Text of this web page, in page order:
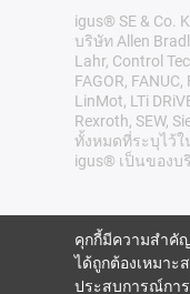
igus® SE &
บริษัท Allen
Lahr, Control
FAGOR,
LinMot, LTi
Rexroth, SEW,
ทั้งหมดที่ระบุไว้
igus® เป็นของบ
คุกกี้มีความสำคั
ได้ถูกต้องเหมาะ
ประสบการณ์กา